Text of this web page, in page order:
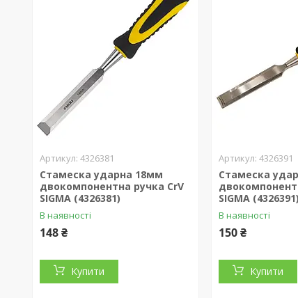
4326381
Стамеска ударна 18мм
двокомпонентна ручка CrV
SIGMA (4326381)
В наявності
148 ₴
Купити
4326391
Стамеска
SIGMA (4326391)
В наявності
150 ₴
Купити